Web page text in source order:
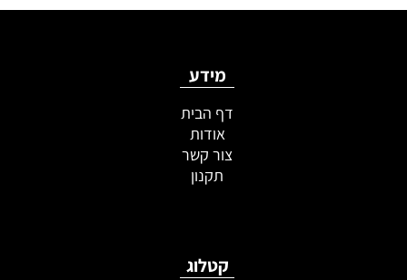
מידע
דף הבית
אודות
צור קשר
תקנון
קטלוג